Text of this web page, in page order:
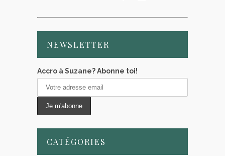
NEWSLETTER
Accro à Suzane? Abonne toi!
CATÉGORIES